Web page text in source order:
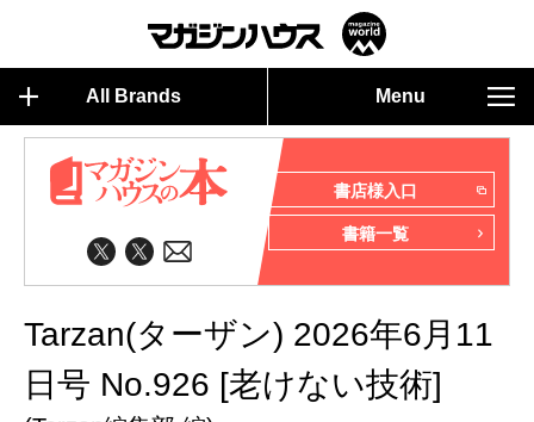
All Brands Menu
書店様入口
書籍一覧
Tarzan(ターザン) 2026年6月11
日号 No.926 [老けない技術]